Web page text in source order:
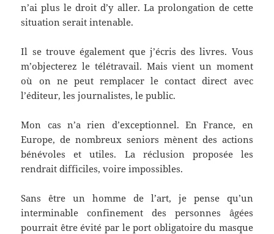
n’ai plus le droit d’y aller. La prolongation de cette
situation serait intenable.
Il se trouve également que j’écris des livres. Vous
m’objecterez le télétravail. Mais vient un moment
où on ne peut remplacer le contact direct avec
l’éditeur, les journalistes, le public.
Mon cas n’a rien d’exceptionnel. En France, en
Europe, de nombreux seniors mènent des actions
bénévoles et utiles. La réclusion proposée les
rendrait difficiles, voire impossibles.
Sans être un homme de l’art, je pense qu’un
interminable confinement des personnes âgées
pourrait être évité par le port obligatoire du masque